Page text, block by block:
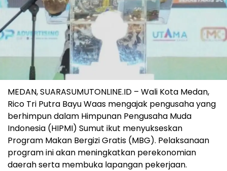
MEDAN, SUARASUMUTONLINE.ID – Wali Kota Medan,
Rico Tri Putra Bayu Waas mengajak pengusaha yang
berhimpun dalam Himpunan Pengusaha Muda
Indonesia (HIPMI) Sumut ikut menyukseskan
Program Makan Bergizi Gratis (MBG). Pelaksanaan
program ini akan meningkatkan perekonomian
daerah serta membuka lapangan pekerjaan.